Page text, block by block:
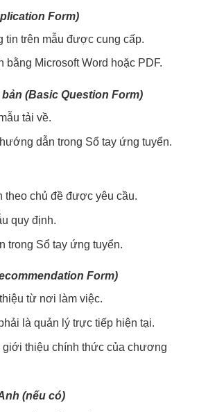
Form)
tin trên mẫu được cung cấp.
bằng Microsoft Word hoặc PDF.
(Basic Question Form)
tải về.
dẫn trong Sổ tay ứng tuyển.
theo chủ đề được yêu cầu.
quy định.
trong Sổ tay ứng tuyển.
Form)
từ nơi làm việc.
là quản lý trực tiếp hiện tại.
thiệu chính thức của chương
(nếu có)